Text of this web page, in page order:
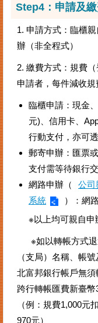
Step4：申請及
1. 申請方式：臨櫃
辦（非全程式）
2. 繳費方式：規費
申請者，每件減收規
臨櫃申請：現金
元)、信用卡、
行動支付，亦可
郵寄申辦：匯票
支付需等待銀行
網路申辦（
公司
系統
）：網
※以上均可親自申
※如以轉帳方式退
（支局）名稱、帳
北富邦銀行帳戶無
跨行轉帳匯費新臺幣
（例：規費1,000元
970元）